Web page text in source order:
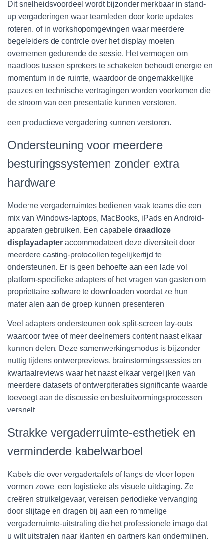
Dit snelheidsvoordeel wordt bijzonder merkbaar in stand-
up vergaderingen waar teamleden door korte updates
roteren, of in workshopomgevingen waar meerdere
begeleiders de controle over het display moeten
overnemen gedurende de sessie. Het vermogen om
naadloos tussen sprekers te schakelen behoudt energie en
momentum in de ruimte, waardoor de ongemakkelijke
pauzes en technische vertragingen worden voorkomen die
de stroom van een presentatie kunnen verstoren.
een productieve vergadering kunnen verstoren.
Ondersteuning voor meerdere
besturingssystemen zonder extra
hardware
Moderne vergaderruimtes bedienen vaak teams die een
mix van Windows-laptops, MacBooks, iPads en Android-
apparaten gebruiken. Een capabele draadloze
displayadapter accommodateert deze diversiteit door
meerdere casting-protocollen tegelijkertijd te
ondersteunen. Er is geen behoefte aan een lade vol
platform-specifieke adapters of het vragen van gasten om
propriettaire software te downloaden voordat ze hun
materialen aan de groep kunnen presenteren.
Veel adapters ondersteunen ook split-screen lay-outs,
waardoor twee of meer deelnemers content naast elkaar
kunnen delen. Deze samenwerkingsmodus is bijzonder
nuttig tijdens ontwerpreviews, brainstormingssessies en
kwartaalreviews waar het naast elkaar vergelijken van
meerdere datasets of ontwerpiteraties significante waarde
toevoegt aan de discussie en besluitvormingsprocessen
versnelt.
Strakke vergaderruimte-esthetiek en
verminderde kabelwarboel
Kabels die over vergadertafels of langs de vloer lopen
vormen zowel een logistieke als visuele uitdaging. Ze
creëren struikelgevaar, vereisen periodieke vervanging
door slijtage en dragen bij aan een rommelige
vergaderruimte-uitstraling die het professionele imago dat
u wilt uitstralen naar klanten en partners kan ondermijnen.